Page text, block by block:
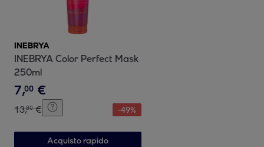
INEBRYA
INEBRYA Color Perfect Mask
250ml
7,00 €
13,80 € -49%
Acquisto rapido